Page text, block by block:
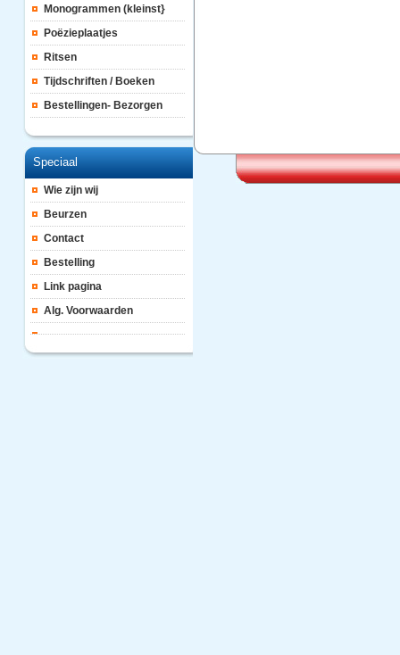
Monogrammen (kleinst}
Poëzieplaatjes
Ritsen
Tijdschriften / Boeken
Bestellingen- Bezorgen
Speciaal
Wie zijn wij
Beurzen
Contact
Bestelling
Link pagina
Alg. Voorwaarden